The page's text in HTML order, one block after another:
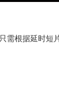
需根据延时短